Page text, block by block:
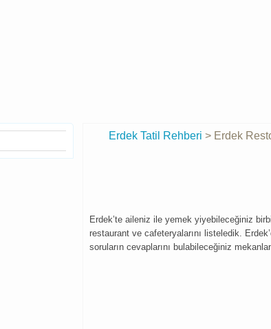
Erdek Tatil Rehberi > Erdek
Erdek’te aileniz ile yemek yiyebileceğiniz
restaurant ve cafeteryalarını listeledik.
soruların cevaplarını bulabileceğiniz